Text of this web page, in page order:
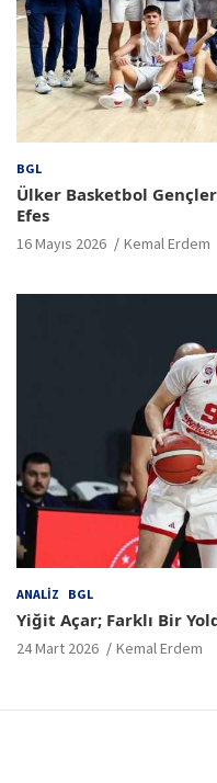
BGL
Ülker Basketbol
Efes
16 Mayıs 2026 Kemal Erdem
ANALIZ BGL
Yiğit Açar; Farklı Bir
24 Mart 2026 Kemal Erdem